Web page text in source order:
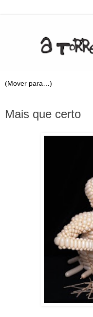
Mais que certo